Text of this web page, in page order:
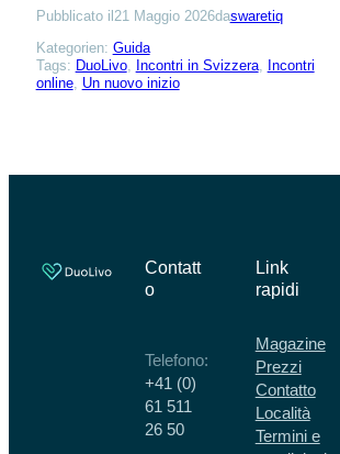
Pubblicato il 21 Maggio 2026daswaretiq
Kategorien: Guida
Tags: DuoLivo, Incontri in Svizzera,
Incontri
online, Un nuovo inizio
Contatt
o
Telefono:
+41 (0)
61 511
26 50
Link
rapidi
Magazine
Prezzi
Contatto
Località
Termini e